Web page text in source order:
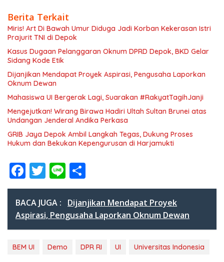
Berita Terkait
Miris! Art Di Bawah Umur Diduga Jadi Korban Kekerasan Istri
Prajurit TNI di Depok
Kasus Dugaan Pelanggaran Oknum DPRD Depok, BKD Gelar
Sidang Kode Etik
Dijanjikan Mendapat Proyek Aspirasi, Pengusaha Laporkan
Oknum Dewan
Mahasiswa UI Bergerak Lagi, Suarakan #RakyatTagihJanji
Mengejutkan! Wirang Birawa Hadiri Ultah Sultan Brunei atas
Undangan Jenderal Andika Perkasa
GRIB Jaya Depok Ambil Langkah Tegas, Dukung Proses
Hukum dan Bekukan Kepengurusan di Harjamukti
F
ac
e
b
o
o
T
w
itt
er
Li
n
e
h
ar
e
BACA JUGA :
Dijanjikan Mendapat Proyek
Aspirasi, Pengusaha Laporkan Oknum Dewan
BEM UI Demo DPR RI UI Universitas Indonesia